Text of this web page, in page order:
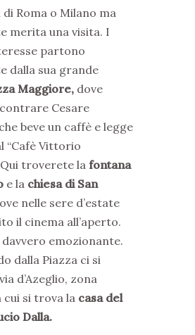
di Roma o Milano ma
merita una visita. I
partono
dalla sua grande
Maggiore, dove
Cesare
beve un caffè e legge
“Cafè Vittorio
Qui troverete lafontana
e la chiesa di San
nelle sere d’estate
il cinema all’aperto.
emozionante.
dalla Piazza ci si
d’Azeglio, zona
cui si trova la casa del
Dalla.